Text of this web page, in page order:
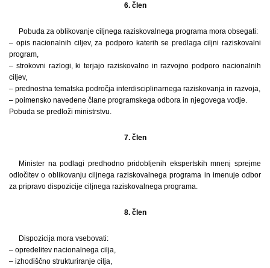
6. člen
Pobuda za oblikovanje ciljnega raziskovalnega programa mora obsegati:
– opis nacionalnih ciljev, za podporo katerih se predlaga ciljni raziskovalni
program,
– strokovni razlogi, ki terjajo raziskovalno in razvojno podporo nacionalnih
ciljev,
– prednostna tematska področja interdisciplinarnega raziskovanja in razvoja,
– poimensko navedene člane programskega odbora in njegovega vodje.
Pobuda se predloži ministrstvu.
7. člen
Minister na podlagi predhodno pridobljenih ekspertskih mnenj sprejme
odločitev o oblikovanju ciljnega raziskovalnega programa in imenuje odbor
za pripravo dispozicije ciljnega raziskovalnega programa.
8. člen
Dispozicija mora vsebovati:
– opredelitev nacionalnega cilja,
– izhodiščno strukturiranje cilja,